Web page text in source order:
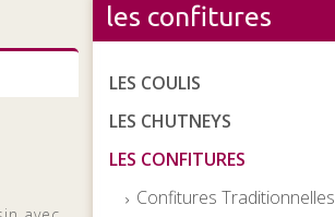
les confitures
LES COULIS
LES CHUTNEYS
LES CONFITURES
Confitures Traditionnelles